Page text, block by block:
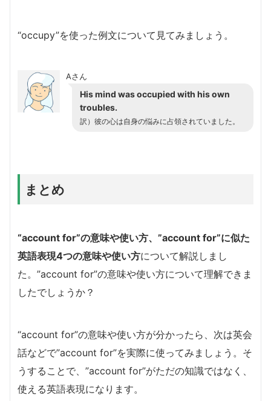
“occupy”を使った例文について見てみましょう。
Aさん
His mind was occupied with his own
troubles.
訳） 彼の心は自身の悩みに占領されていました。
まとめ
“account for”の意味や使い方、”account for”に似た
英語表現4つの意味や使い方について解説しまし
た。”account for”の意味や使い方について理解できま
したでしょうか？
“account for”の意味や使い方が分かったら、次は英会
話などで”account for”を実際に使ってみましょう。そ
うすることで、”account for”がただの知識ではなく、
使える英語表現になります。